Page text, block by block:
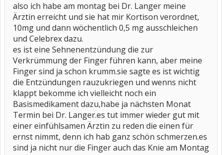
also ich habe am montag bei Dr. Langer meine
Ärztin erreicht und sie hat mir Kortison verordnet,
10mg und dann wöchentlich 0,5 mg ausschleichen
und Celebrex dazu.
es ist eine Sehnenentzündung die zur
Verkrümmung der Finger führen kann, aber meine
Finger sind ja schon krumm.sie sagte es ist wichtig
die Entzündungen rauzukriegen und wenns nicht
klappt bekomme ich vielleicht noch ein
Basismedikament dazu,habe ja nächsten Monat
Termin bei Dr. Langer.es tut immer wieder gut mit
einer einfühlsamen Ärztin zu reden die einen für
ernst nimmt, denn ich hab ganz schön schmerzen.es
sind ja nicht nur die Finger auch das Knie am Montag